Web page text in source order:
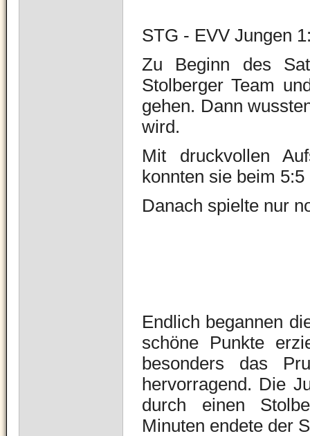
STG - EVV Jungen
Zu Beginn des
Stolberger Team
gehen. Dann
wird.
Mit druckvollen
konnten sie beim
Danach spielte nur
Endlich begannen
schöne Punkte
besonders das
hervorragend. Die
durch einen
Minuten endete der